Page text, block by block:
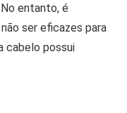
entanto, é
ser eficazes para
cabelo possui